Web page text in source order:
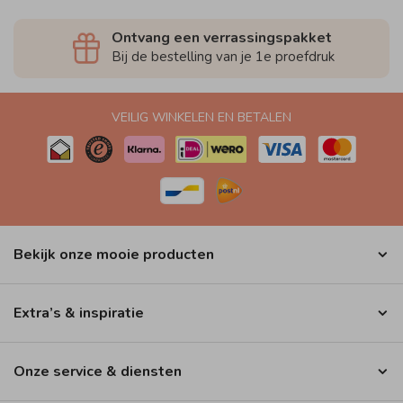
Ontvang een verrassingspakket
Bij de bestelling van je 1e proefdruk
VEILIG WINKELEN EN BETALEN
Bekijk onze mooie producten
Extra’s & inspiratie
Onze service & diensten